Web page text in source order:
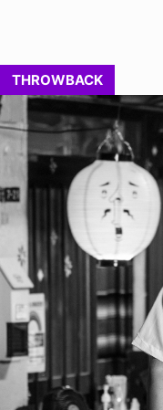
THROWBACK